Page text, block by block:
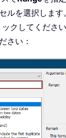
ルを選択します。
ックしてください
さい：